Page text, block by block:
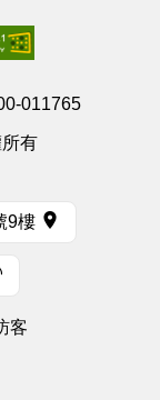
011765
有
9樓
客